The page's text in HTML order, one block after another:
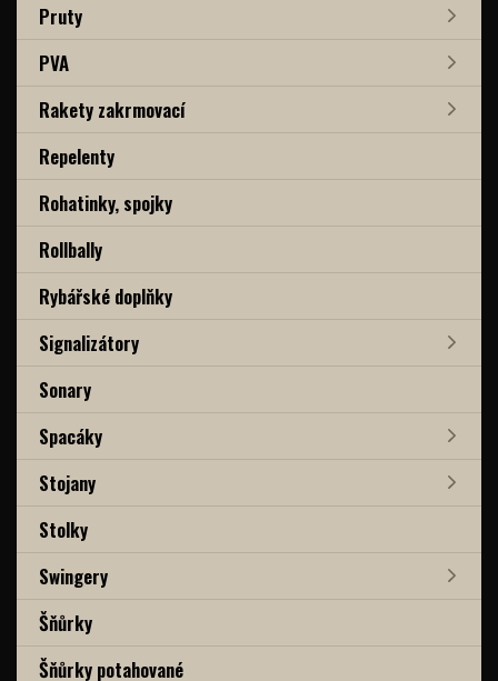
Pruty
PVA
Rakety zakrmovací
Repelenty
Rohatinky, spojky
Rollbally
Rybářské doplňky
Signalizátory
Sonary
Spacáky
Stojany
Stolky
Swingery
Šňůrky
Šňůrky potahované